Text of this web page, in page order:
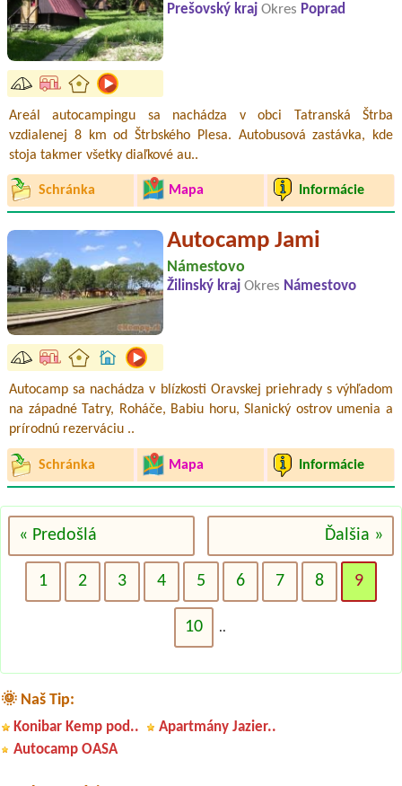
Prešovský kraj Okres Poprad
Areál autocampingu sa nachádza v obci Tatranská Štrba
vzdialenej 8 km od Štrbského Plesa. Autobusová zastávka, kde
stoja takmer všetky diaľkové au..
Schránka Mapa Informácie
Autocamp Jami
Námestovo
Žilinský kraj Okres Námestovo
Autocamp sa nachádza v blízkosti Oravskej priehrady s výhľadom
na západné Tatry, Roháče, Babiu horu, Slanický ostrov umenia a
prírodnú rezerváciu ..
Schránka Mapa Informácie
« Predošlá Ďalšia »
1 2 3 4 5 6 7 8 9
10 ..
🌞 Naš Tip:
Konibar Kemp pod..
Apartmány Jazier..
Autocamp OASA
Termín od 2026-08-07 |
1 místo na stan, dvě dospělé osoby, el. pripojku
Termín od 2026-07-18 |